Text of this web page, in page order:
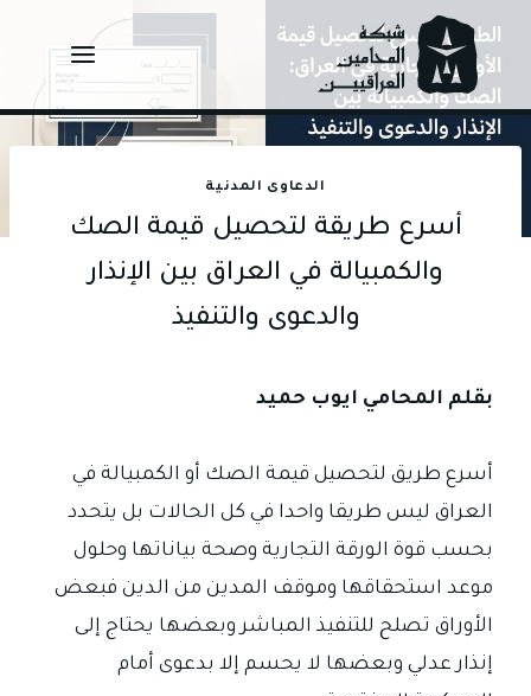
content
الدعاوى المدنية
أسرع طريقة لتحصيل قيمة الصك
والكمبيالة في العراق بين الإنذار
والدعوى والتنفيذ
بقلم المحامي ايوب حميد
أسرع طريق لتحصيل قيمة الصك أو الكمبيالة في
العراق ليس طريقا واحدا في كل الحالات بل يتحدد
بحسب قوة الورقة التجارية وصحة بياناتها وحلول
موعد استحقاقها وموقف المدين من الدين فبعض
الأوراق تصلح للتنفيذ المباشر وبعضها يحتاج إلى
إنذار عدلي وبعضها لا يحسم إلا بدعوى أمام